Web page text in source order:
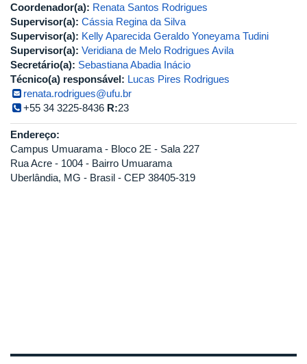
Coordenador(a): Renata Santos Rodrigues
Supervisor(a): Cássia Regina da Silva
Supervisor(a): Kelly Aparecida Geraldo Yoneyama Tudini
Supervisor(a): Veridiana de Melo Rodrigues Avila
Secretário(a): Sebastiana Abadia Inácio
Técnico(a) responsável: Lucas Pires Rodrigues
renata.rodrigues@ufu.br
+55 34 3225-8436 R:23
Endereço:
Campus Umuarama - Bloco 2E - Sala 227
Rua Acre - 1004 - Bairro Umuarama
Uberlândia, MG - Brasil - CEP 38405-319